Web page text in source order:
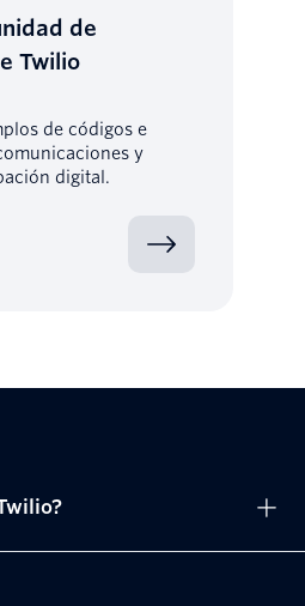
de
Twilio
de códigos e
y
digital.